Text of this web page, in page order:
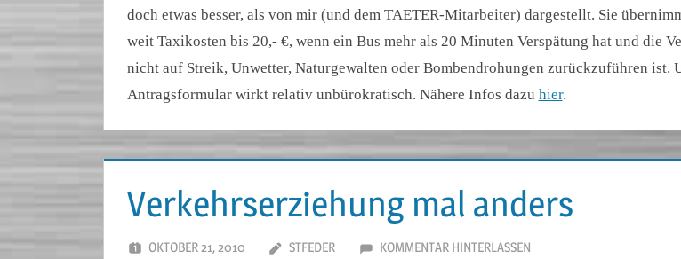
doch etwas besser, als von mir (und dem TAETER-Mitarbeiter) dargestellt. Sie
weit Taxikosten bis 20,- €, wenn ein Bus mehr als 20 Minuten Verspätung hat und die
nicht auf Streik, Unwetter, Naturgewalten oder Bombendrohungen zurückzuführen ist.
Antragsformular wirkt relativ unbürokratisch. Nähere Infos dazu hier.
Verkehrserziehung mal anders
OKTOBER 21, 2010 STFEDER KOMMENTAR HINTERLASSEN